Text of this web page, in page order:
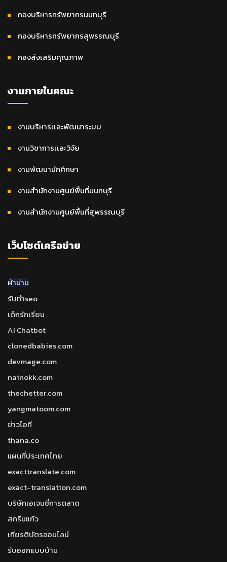
กองบริหารทรัพยากรนนทบุรี
กองบริหารทรัพยากรสุพรรณบุรี
กองส่งเสริมคุณภาพ
งานภายในคณะ
งานบริหารเเละพัฒนาระบบ
งานวิชาการเเละวิจัย
งานพัฒนานักศึกษา
งานสำนักงานศูนย์พื้นที่นนทบุรี
งานสำนักงานศูนย์พื้นที่สุพรรณบุรี
เว็บไซต์เครือข่าย
ผ้าม่าน
รับทำseo
เด็กรักเรียน
AI Chatbot
clonedbabies.com
devmage.com
nainokk.com
thechetter.com
yangmatoom.com
ข่าวไอที
thana.co
แผนที่ประเทศไทย
exacttranslate.com
exact-translation.com
บริษัทเอเจนซี่การตลาด
สกรีนแก้ว
เกียรติบัตรออนไลน์
รับออกแบบบ้าน